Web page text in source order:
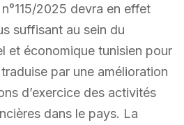
2025 devra en effet
suffisant au sein du
et économique tunisien pour
par une amélioration
d’exercice des activités
dans le pays. La